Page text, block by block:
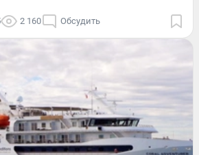
2 160 Обсудить